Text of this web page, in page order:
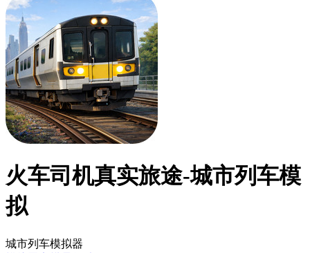
火车司机真实旅途-城市列车模
拟
城市列车模拟器